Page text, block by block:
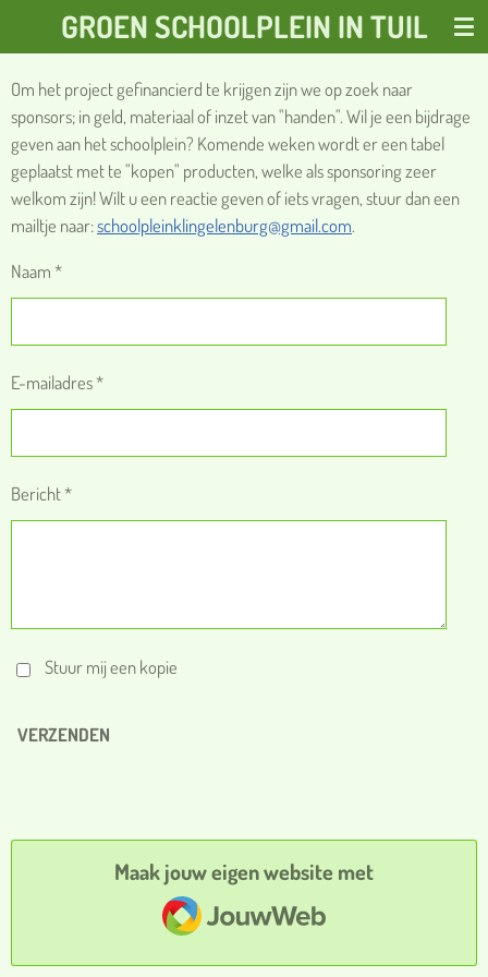
direct
naar
hoofdinhoud
GROEN SCHOOLPLEIN IN TUIL
Om het project gefinancierd te krijgen zijn we op zoek naar
sponsors; in geld, materiaal of inzet van "handen". Wil je een bijdrage
geven aan het schoolplein? Komende weken wordt er een tabel
geplaatst met te "kopen" producten, welke als sponsoring zeer
welkom zijn! Wilt u een reactie geven of iets vragen, stuur dan een
mailtje naar:schoolpleinklingelenburg@gmail.com.
Naam *
E-mailadres *
Bericht *
Stuur mij een kopie
VERZENDEN
Maak jouw eigen website met
JouwWeb